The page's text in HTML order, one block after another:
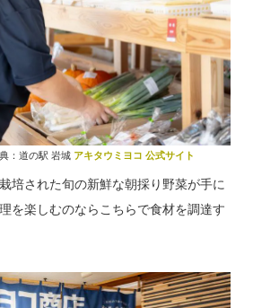
：道の駅 岩城 アキタウミヨコ 公式サイト
培された旬の新鮮な朝採り野菜が手に
を楽しむのならこちらで食材を調達す